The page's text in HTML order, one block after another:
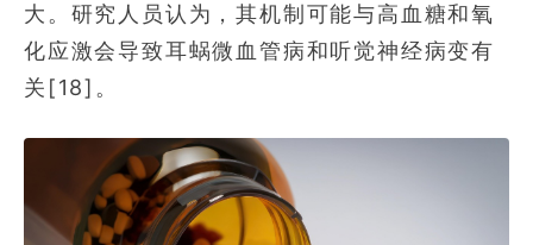
大。研究人员认为，其机制可能与高血糖和氧
化应激会导致耳蜗微血管病和听觉神经病变有
关[18]。